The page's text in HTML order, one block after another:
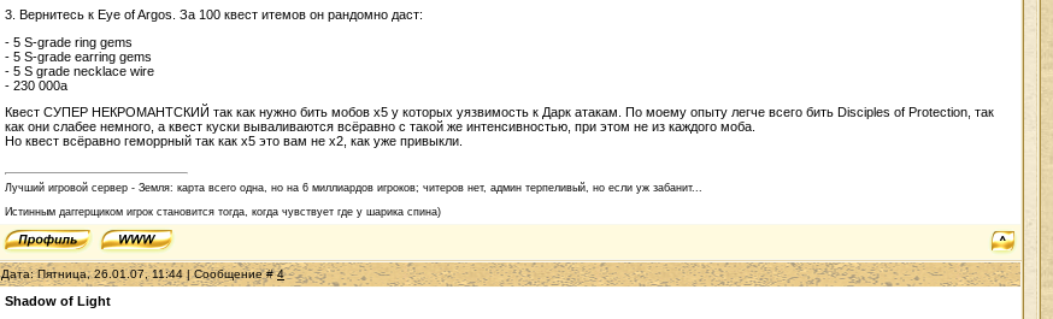
3. Вернитесь к Eye of Argos. За 100 квест итемов он рандомно даст:
- 5 S-grade ring gems
- 5 S-grade earring gems
- 5 S grade necklace wire
- 230 000a
Квест СУПЕР НЕКРОМАНТСКИЙ так как нужно бить мобов х5 у которых уязвимость к Дарк атакам. По моему опыту легче всего бить Disciples of Protection, так
как они слабее немного, а квест куски вываливаются всёравно с такой же интенсивностью, при этом не из каждого моба.
Но квест всёравно геморрный так как х5 это вам не х2, как уже привыкли.
Лучший игровой сервер - Земля: карта всего одна, но на 6 миллиардов игроков; читеров нет, админ терпеливый, но если уж забанит...
Истинным даггерщиком игрок становится тогда, когда чувствует где у шарика спина)
Дата: Пятница, 26.01.07, 11:44 | Сообщение #4
Shadow of Light